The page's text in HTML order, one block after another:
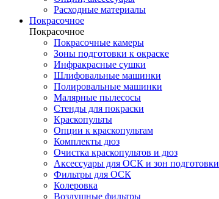
Расходные материалы
Покрасочное
Покрасочное
Покрасочные камеры
Зоны подготовки к окраске
Инфракрасные сушки
Шлифовальные машинки
Полировальные машинки
Малярные пылесосы
Стенды для покраски
Краскопульты
Опции к краскопультам
Комплекты дюз
Очистка краскопультов и дюз
Аксессуары для ОСК и зон подготовки
Фильтры для ОСК
Колеровка
Воздушные фильтры